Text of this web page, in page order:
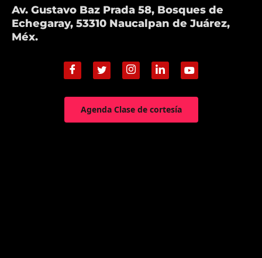
Av. Gustavo Baz Prada 58, Bosques de
Echegaray, 53310 Naucalpan de Juárez,
Méx.
Agenda Clase de cortesía